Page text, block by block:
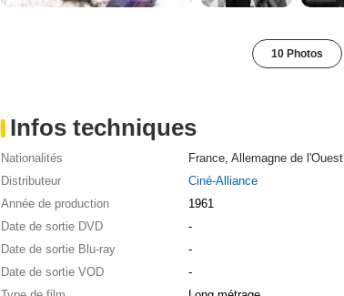
10 Photos
Infos techniques
Nationalités France, Allemagne de l'Ouest
Distributeur
Ciné-Alliance
Année de production
1961
Date de sortie DVD
-
Date de sortie Blu-ray
-
Date de sortie VOD
-